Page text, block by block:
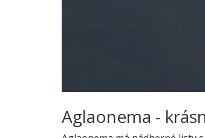
Aglaonema -